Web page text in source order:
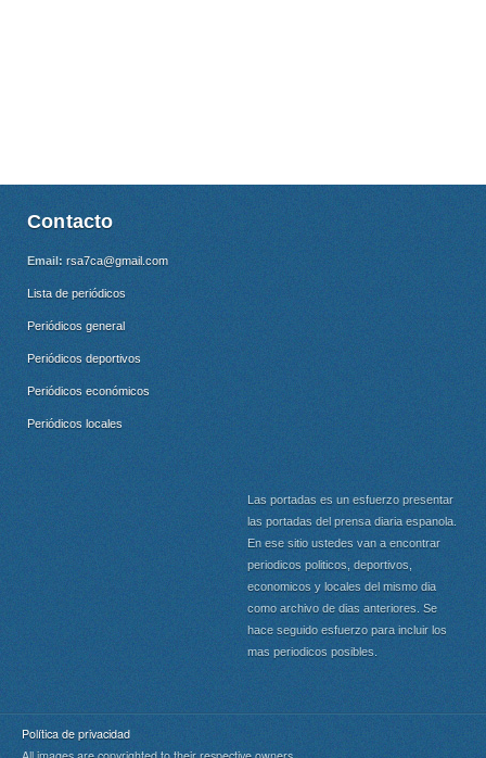
Contacto
Email: rsa7ca@gmail.com
Lista de periódicos
Periódicos general
Periódicos deportivos
Periódicos económicos
Periódicos locales
Las portadas es un esfuerzo presentar
las portadas del prensa diaria espanola.
En ese sitio ustedes van a encontrar
periodicos politicos, deportivos,
economicos y locales del mismo dia
como archivo de dias anteriores. Se
hace seguido esfuerzo para incluir los
mas periodicos posibles.
Política de privacidad